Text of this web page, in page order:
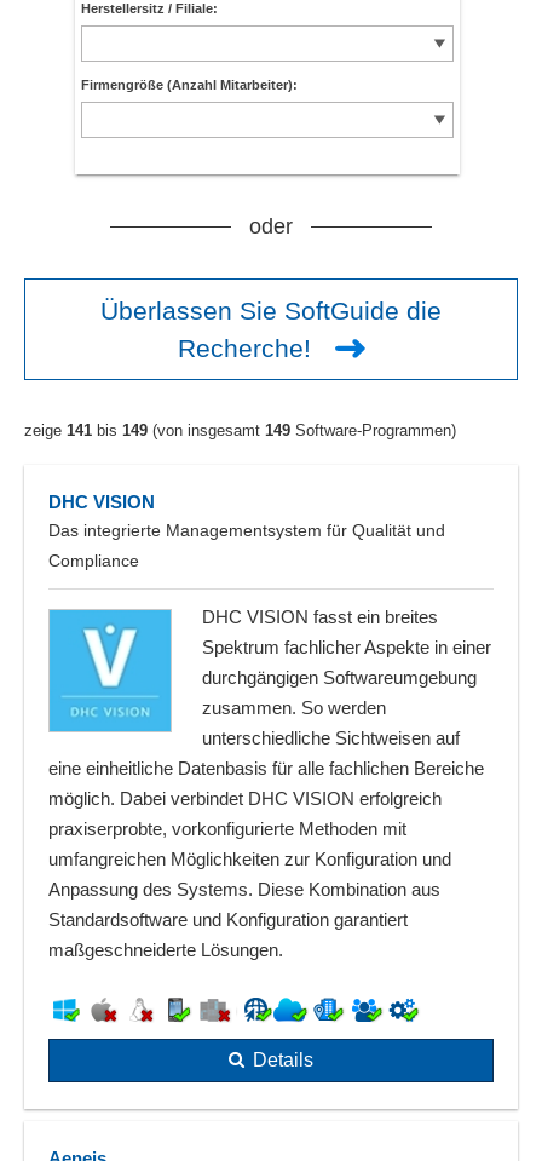
Herstellersitz / Filiale:
Firmengröße (Anzahl Mitarbeiter):
oder
Überlassen Sie SoftGuide die
Recherche!
zeige 141 bis 149 (von insgesamt 149 Software-Programmen)
DHC VISION
Das integrierte Managementsystem für Qualität und
Compliance
DHC VISION fasst ein breites
Spektrum fachlicher Aspekte in einer
durchgängigen Softwareumgebung
zusammen. So werden
unterschiedliche Sichtweisen auf
eine einheitliche Datenbasis für alle fachlichen Bereiche
möglich. Dabei verbindet DHC VISION erfolgreich
praxiserprobte, vorkonfigurierte Methoden mit
umfangreichen Möglichkeiten zur Konfiguration und
Anpassung des Systems. Diese Kombination aus
Standardsoftware und Konfiguration garantiert
maßgeschneiderte Lösungen.
Details